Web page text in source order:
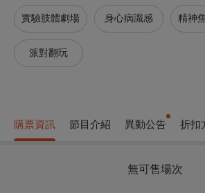
實驗肢體劇場 身心病識感 精神
派對翻玩
購票資訊 節目介紹 異動公告 折扣
無可售場次